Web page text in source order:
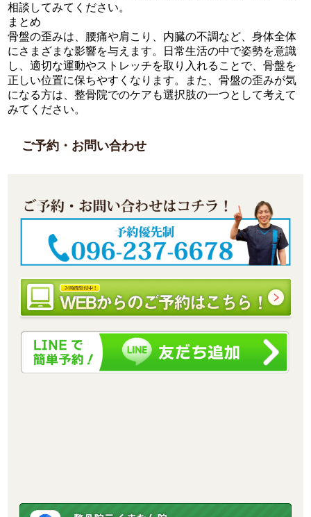
相談してみてください。
まとめ
骨盤の歪みは、腰痛や肩こり、内臓の不調など、身体全体
にさまざまな影響を与えます。日常生活の中で姿勢を意識
し、適切な運動やストレッチを取り入れることで、骨盤を
正しい位置に保ちやすくなります。また、骨盤の歪みが気
になる方は、整骨院でのケアも選択肢の一つとして考えて
みてください。
ご予約・お問い合わせ